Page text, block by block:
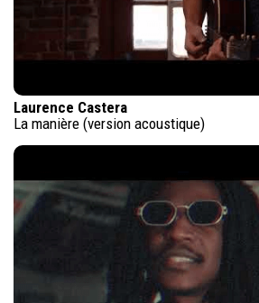
Laurence Castera
La manière (version acoustique)